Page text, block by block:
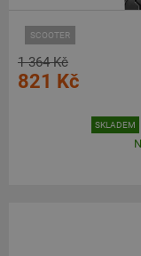
SCOOTER
1 364 Kč
821 Kč
SKLADEM